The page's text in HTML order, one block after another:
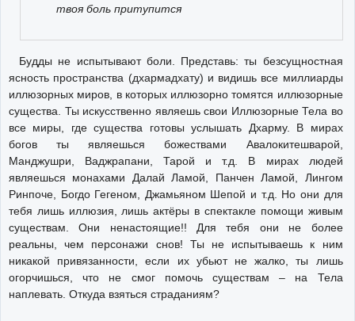
твоя боль притупится
Будды не испытывают боли. Представь: ты безсущностная
ясность пространства (дхармадхату) и видишь все миллиарды
иллюзорных миров, в которых иллюзорно томятся иллюзорные
существа. Ты искусственно являешь свои Иллюзорные Тела во
все миры, где существа готовы услышать Дхарму. В мирах
богов ты являешься божествами Авалокитешварой,
Манджушри, Ваджрапани, Тарой и т.д. В мирах людей
являешься монахами Далай Ламой, Панчен Ламой, Лингом
Ринпоче, Богдо Гегеном, Джамьяном Шепой и т.д. Но они для
тебя лишь иллюзия, лишь актёры в спектакле помощи живым
существам. Они ненастоящие!! Для тебя они не более
реальны, чем персонажи снов! Ты не испытываешь к ним
никакой привязанности, если их убьют не жалко, ты лишь
огорчишься, что не смог помочь существам – на Тела
наплевать. Откуда взяться страданиям?